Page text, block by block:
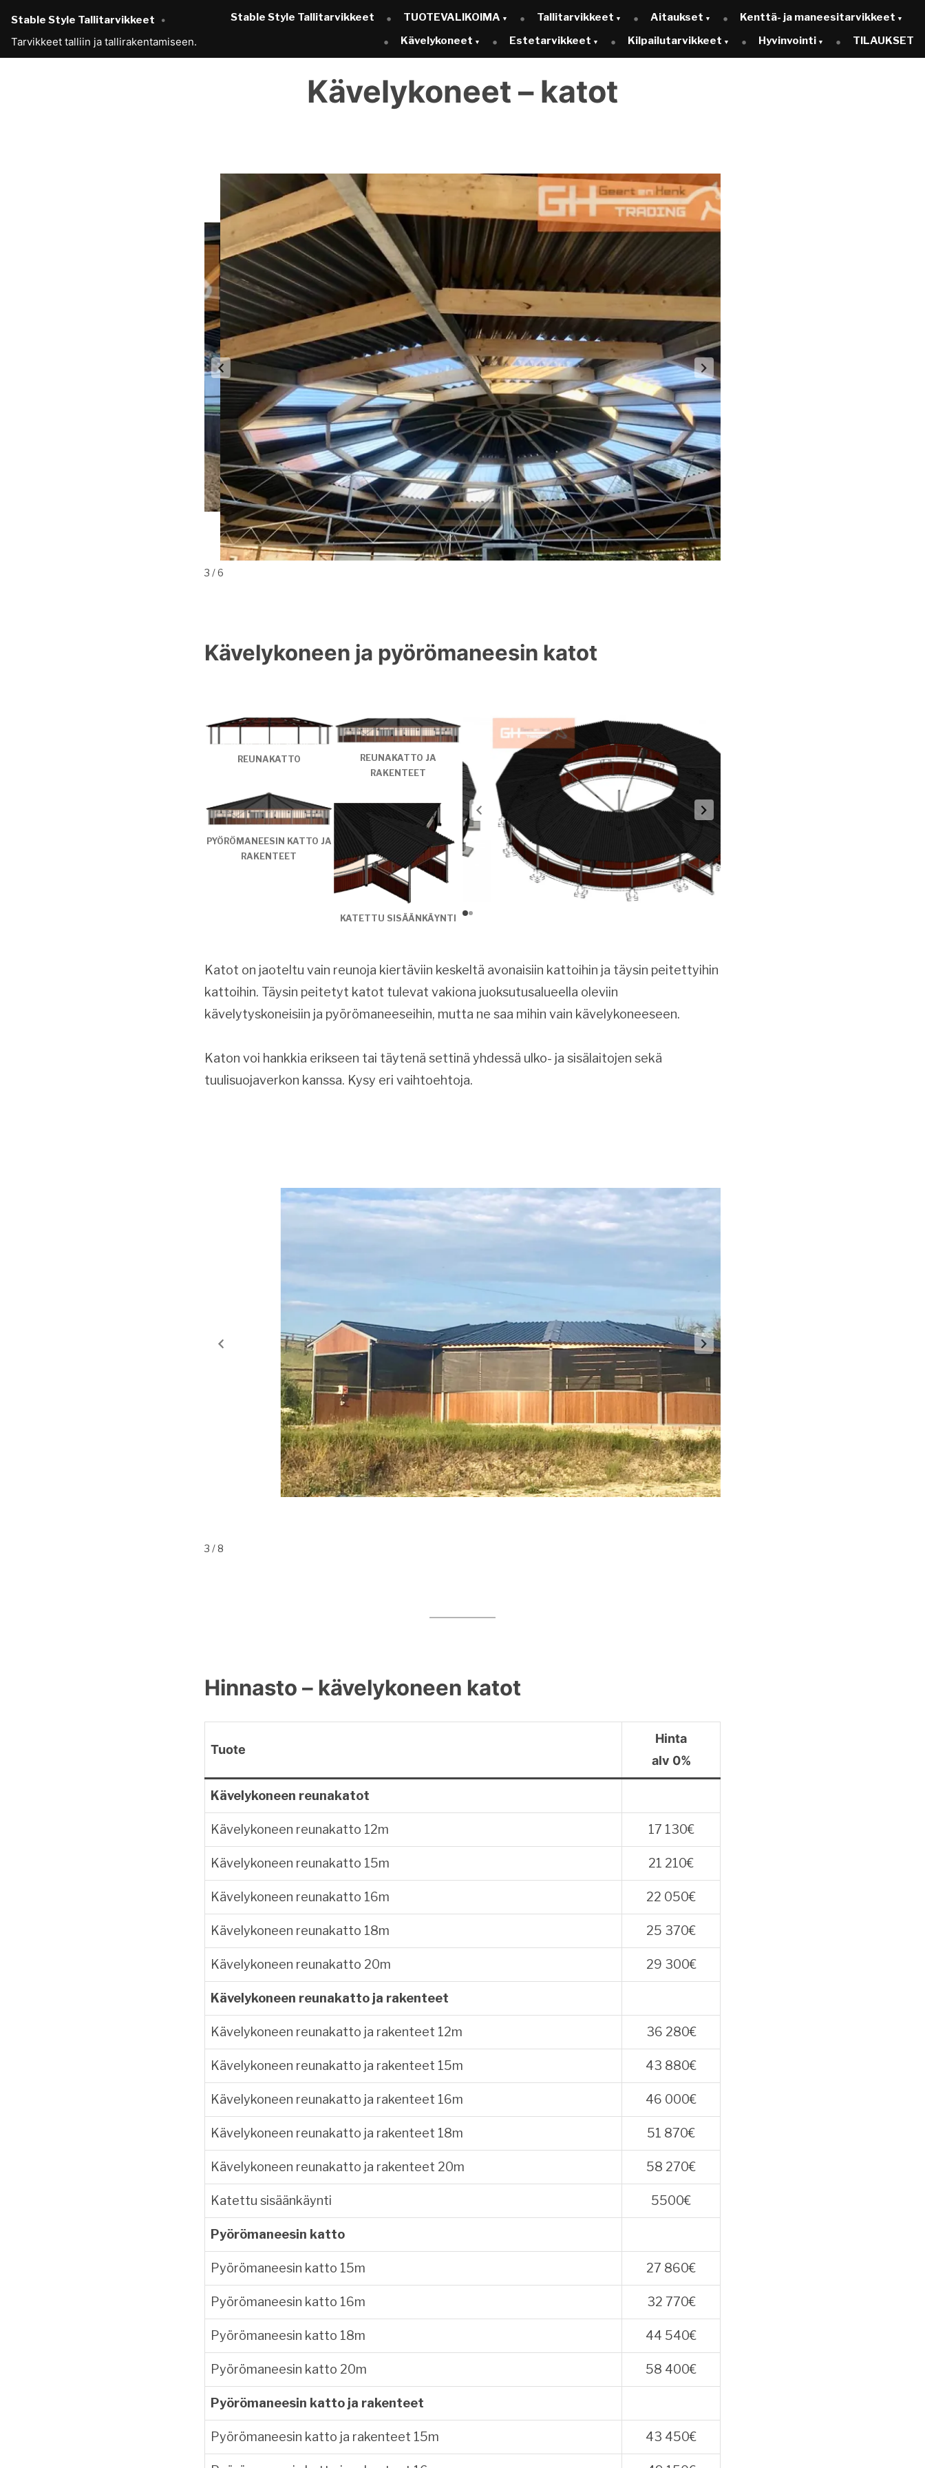
Stable Style Tallitarvikkeet
Tarvikkeet talliin ja tallirakentamiseen.
Stable Style Tallitarvikkeet TUOTEVALIKOIMA Tallitarvikkeet Aitaukset
Kenttä- ja maneesitarvikkeet
Kävelykoneet
Estetarvikkeet Kilpailutarvikkeet Hyvinvointi TILAUKSET
Kävelykoneet – katot
3 / 6
Kävelykoneen ja pyörömaneesin katot
REUNAKATTO
PYÖRÖMANEESIN KATTO JA
RAKENTEET
REUNAKATTO JA
RAKENTEET
KATETTU SISÄÄNKÄYNTI
Katot on jaoteltu vain reunoja kiertäviin keskeltä avonaisiin kattoihin ja täysin peitettyihin
kattoihin. Täysin peitetyt katot tulevat vakiona juoksutusalueella oleviin
kävelytyskoneisiin ja pyörömaneeseihin, mutta ne saa mihin vain kävelykoneeseen.
Katon voi hankkia erikseen tai täytenä settinä yhdessä ulko- ja sisälaitojen sekä
tuulisuojaverkon kanssa. Kysy eri vaihtoehtoja.
3 / 8
Hinnasto – kävelykoneen katot
Tuote
Hinta
alv 0%
Kävelykoneen reunakatot
Kävelykoneen reunakatto 12m 17 130€
Kävelykoneen reunakatto 15m 21 210€
Kävelykoneen reunakatto 16m 22 050€
Kävelykoneen reunakatto 18m 25 370€
Kävelykoneen reunakatto 20m 29 300€
Kävelykoneen reunakatto ja rakenteet
Kävelykoneen reunakatto ja rakenteet 12m 36 280€
Kävelykoneen reunakatto ja rakenteet 15m 43 880€
Kävelykoneen reunakatto ja rakenteet 16m 46 000€
Kävelykoneen reunakatto ja rakenteet 18m 51 870€
Kävelykoneen reunakatto ja rakenteet 20m 58 270€
Katettu sisäänkäynti 5500€
Pyörömaneesin katto
Pyörömaneesin katto 15m 27 860€
Pyörömaneesin katto 16m 32 770€
Pyörömaneesin katto 18m 44 540€
Pyörömaneesin katto 20m 58 400€
Pyörömaneesin katto ja rakenteet
Pyörömaneesin katto ja rakenteet 15m 43 450€